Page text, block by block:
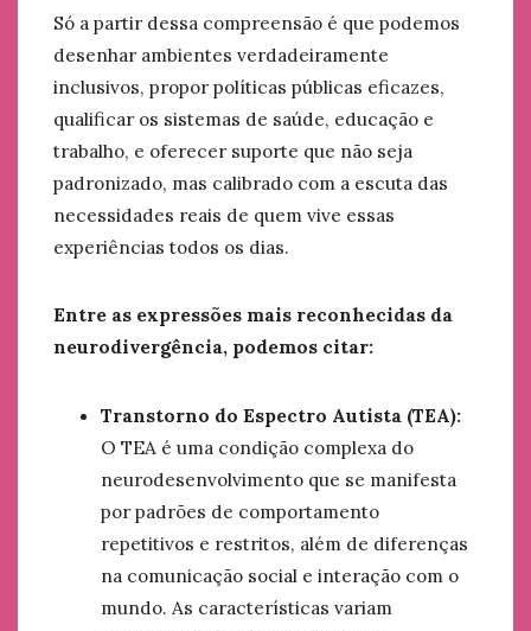
Só a partir dessa compreensão é que podemos
desenhar ambientes verdadeiramente
inclusivos, propor políticas públicas eficazes,
qualificar os sistemas de saúde, educação e
trabalho, e oferecer suporte que não seja
padronizado, mas calibrado com a escuta das
necessidades reais de quem vive essas
experiências todos os dias.
Entre as expressões mais reconhecidas da
neurodivergência, podemos citar:
Transtorno do Espectro Autista (TEA):
O TEA é uma condição complexa do
neurodesenvolvimento que se manifesta
por padrões de comportamento
repetitivos e restritos, além de diferenças
na comunicação social e interação com o
mundo. As características variam